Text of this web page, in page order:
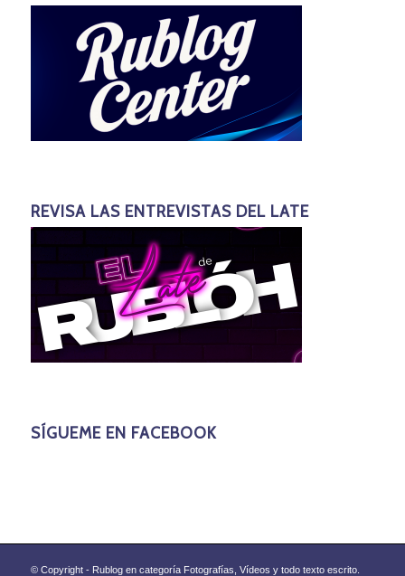
REVISA LAS ENTREVISTAS DEL LATE
SÍGUEME EN FACEBOOK
© Copyright - Rublog en categoría Fotografías, Vídeos y todo texto escrito.